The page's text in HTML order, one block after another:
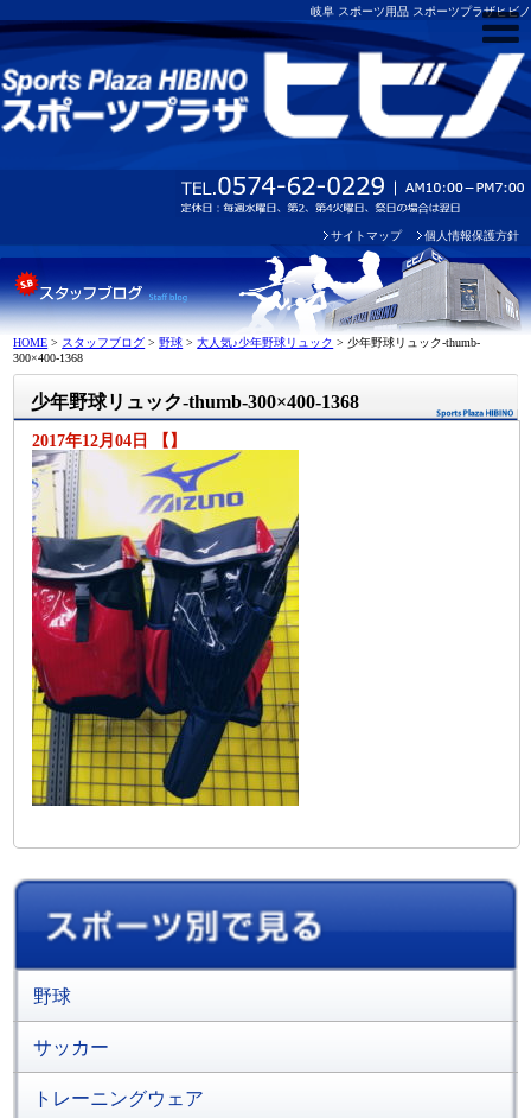
岐阜 スポーツ用品 スポーツプラザヒビノ
サイトマップ 個人情報保護方針
HOME > スタッフブログ >野球 >大人気♪少年野球リュック >少年野球リュック-thumb-
300×400-1368
少年野球リュック-thumb-300×400-1368
2017年12月04日 【】
野球
サッカー
トレーニングウェア